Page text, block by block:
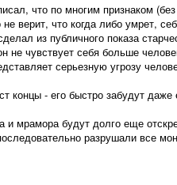
что по многим признаком
верит, что когда либо умрет,
из публичного показа
не чувствует себя больше
серьезную угрозу
концы - его быстро забудут
и мрамора будут долго еще
разрушали все